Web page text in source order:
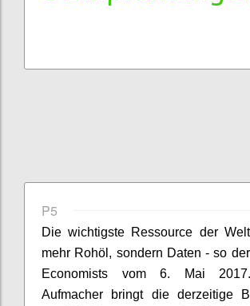
P5
Die wichtigste Ressource der
mehr Rohöl, sondern Daten - so
Economists vom 6. Mai
Aufmacher bringt die derzeitige